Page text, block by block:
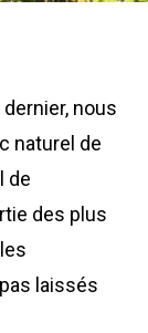
nous
naturel de
de
des plus
laissés